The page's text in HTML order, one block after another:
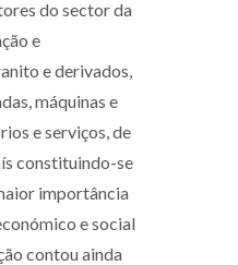
do sector da
e
e derivados,
máquinas e
e serviços, de
constituindo-se
importância
e social
contou ainda